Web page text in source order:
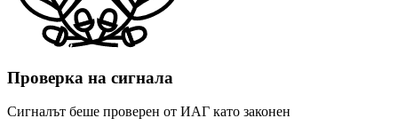
Проверка на сигнала
Сигналът беше проверен от ИАГ като законен